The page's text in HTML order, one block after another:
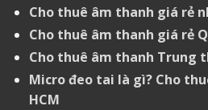
Cho thuê âm thanh giá rẻ
Cho thuê âm thanh giá rẻ
Cho thuê âm thanh Trung
Micro đeo tai là gì? Cho
HCM